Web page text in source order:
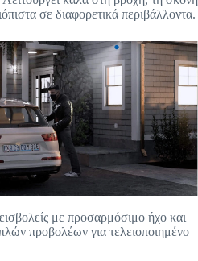
σε διαφορετικά περιβάλλοντα.
με προσαρμόσιμο ήχο και
προβολέων για τελειοποιημένο